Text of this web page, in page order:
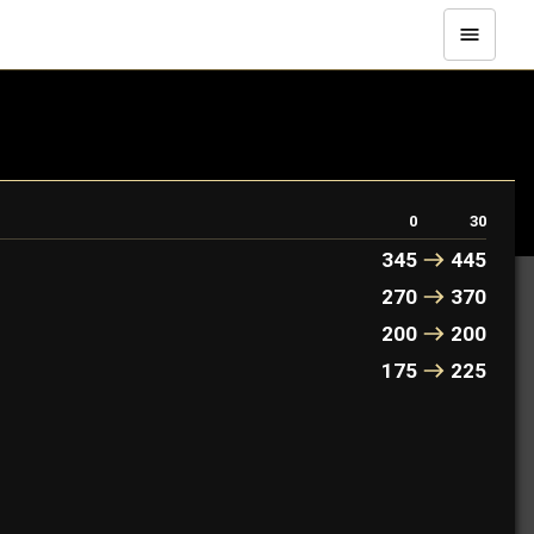
0 30
345
445
270
370
200
200
175
225